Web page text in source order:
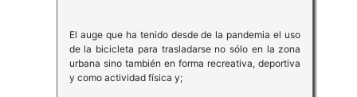
El auge que ha tenido desde de la pandemia el uso
de la bicicleta para trasladarse no sólo en la zona
urbana sino también en forma recreativa, deportiva
y como actividad física y;